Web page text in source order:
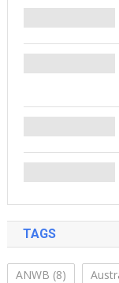
TAGS
ANWB (8)